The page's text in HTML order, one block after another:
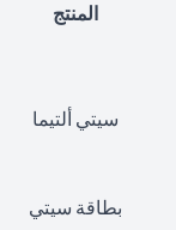
المنتج
سيتي ألتيما
بطاقة سيتي